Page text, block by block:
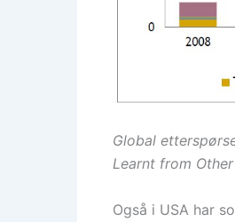
Global
Learnt from
Også i USA har